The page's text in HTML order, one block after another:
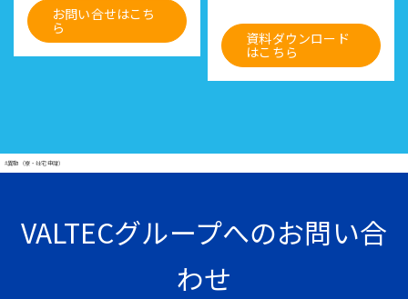
お問い合せはこち
ら
資料ダウンロード
はこちら
#異動（寮・社宅申請）
VALTECグループへのお問い合
わせ